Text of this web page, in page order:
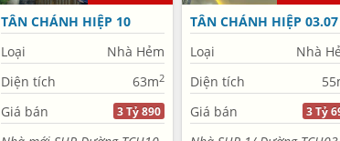
TÂN CHÁNH HIỆP 10
Loại
Nhà Hẻm
Diện tích
63m2
Giá bán 3 Tỷ 890
TÂN CHÁNH HIỆP 03.07
Loại
Nhà
Diện tích
Giá bán 3 Tỷ